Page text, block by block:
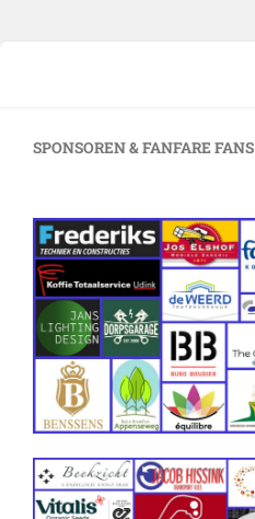
SPONSOREN & FANFARE FANS